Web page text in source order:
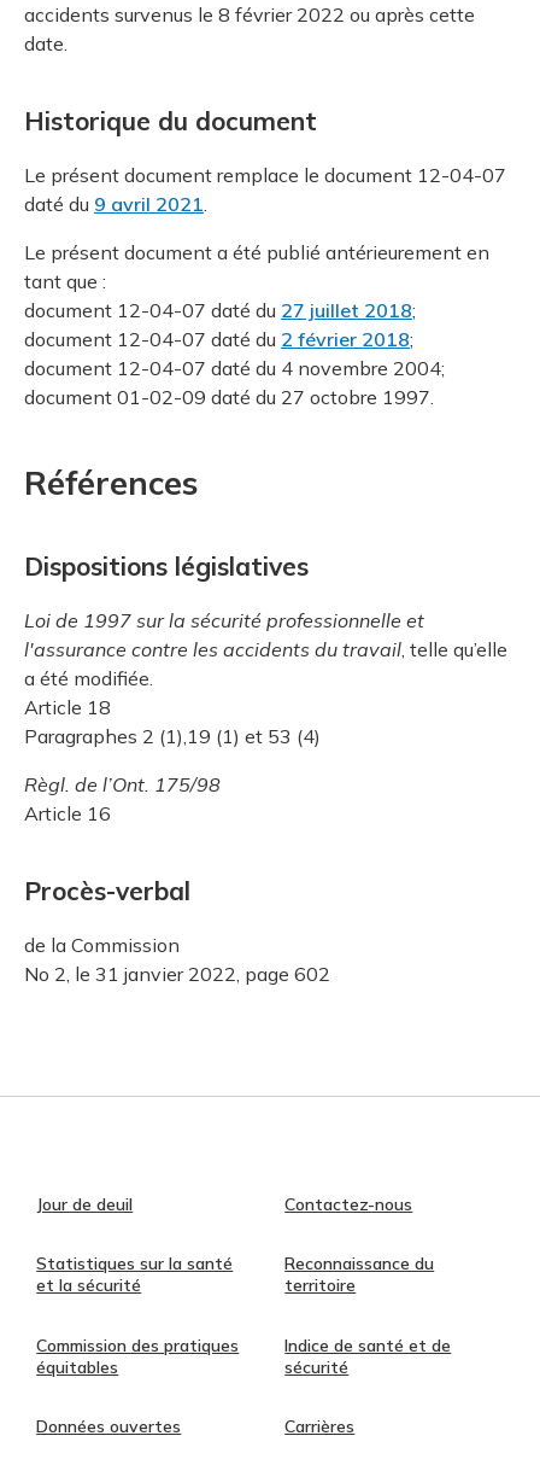
accidents survenus le 8 février 2022 ou après cette
date.
Historique du document
Le présent document remplace le document 12-04-07
daté du 9 avril 2021
Le présent document a été publié antérieurement en
tant que :
document 12-04-07 daté du 27 juillet 2018;
document 12-04-07 daté du 2 février 2018;
document 12-04-07 daté du 4 novembre 2004;
document 01-02-09 daté du 27 octobre 1997.
Références
Dispositions législatives
Loi de 1997 sur la sécurité professionnelle et
l'assurance contre les accidents du travail, telle qu’elle
a été modifiée.
Article 18
Paragraphes 2 (1),19 (1) et 53 (4)
Règl. de l’Ont. 175/98
Article 16
Procès-verbal
de la Commission
No 2, le 31 janvier 2022, page 602
Jour de deuil Contactez-nous
Statistiques sur la santé
et la sécurité
Reconnaissance du
territoire
Commission des pratiques
équitables
Indice de santé et de
sécurité
Données ouvertes Carrières